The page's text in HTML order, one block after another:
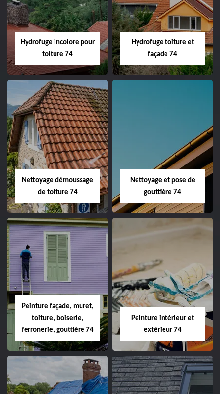
Hydrofuge incolore pour
toiture 74
Hydrofuge toiture et
façade 74
Nettoyage démoussage
de toiture 74
Nettoyage et pose de
gouttière 74
Peinture façade, muret,
toiture, boiserie,
ferronerie, gouttière 74
Peinture intérieur et
extérieur 74